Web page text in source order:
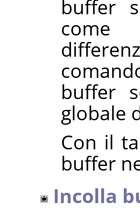
buffer
come
buffer
globale
Con il
buffer
Incolla